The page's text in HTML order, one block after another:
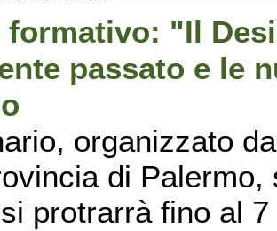
formativo: "Il
passato e le
organizzato
di
protrarrà fino al